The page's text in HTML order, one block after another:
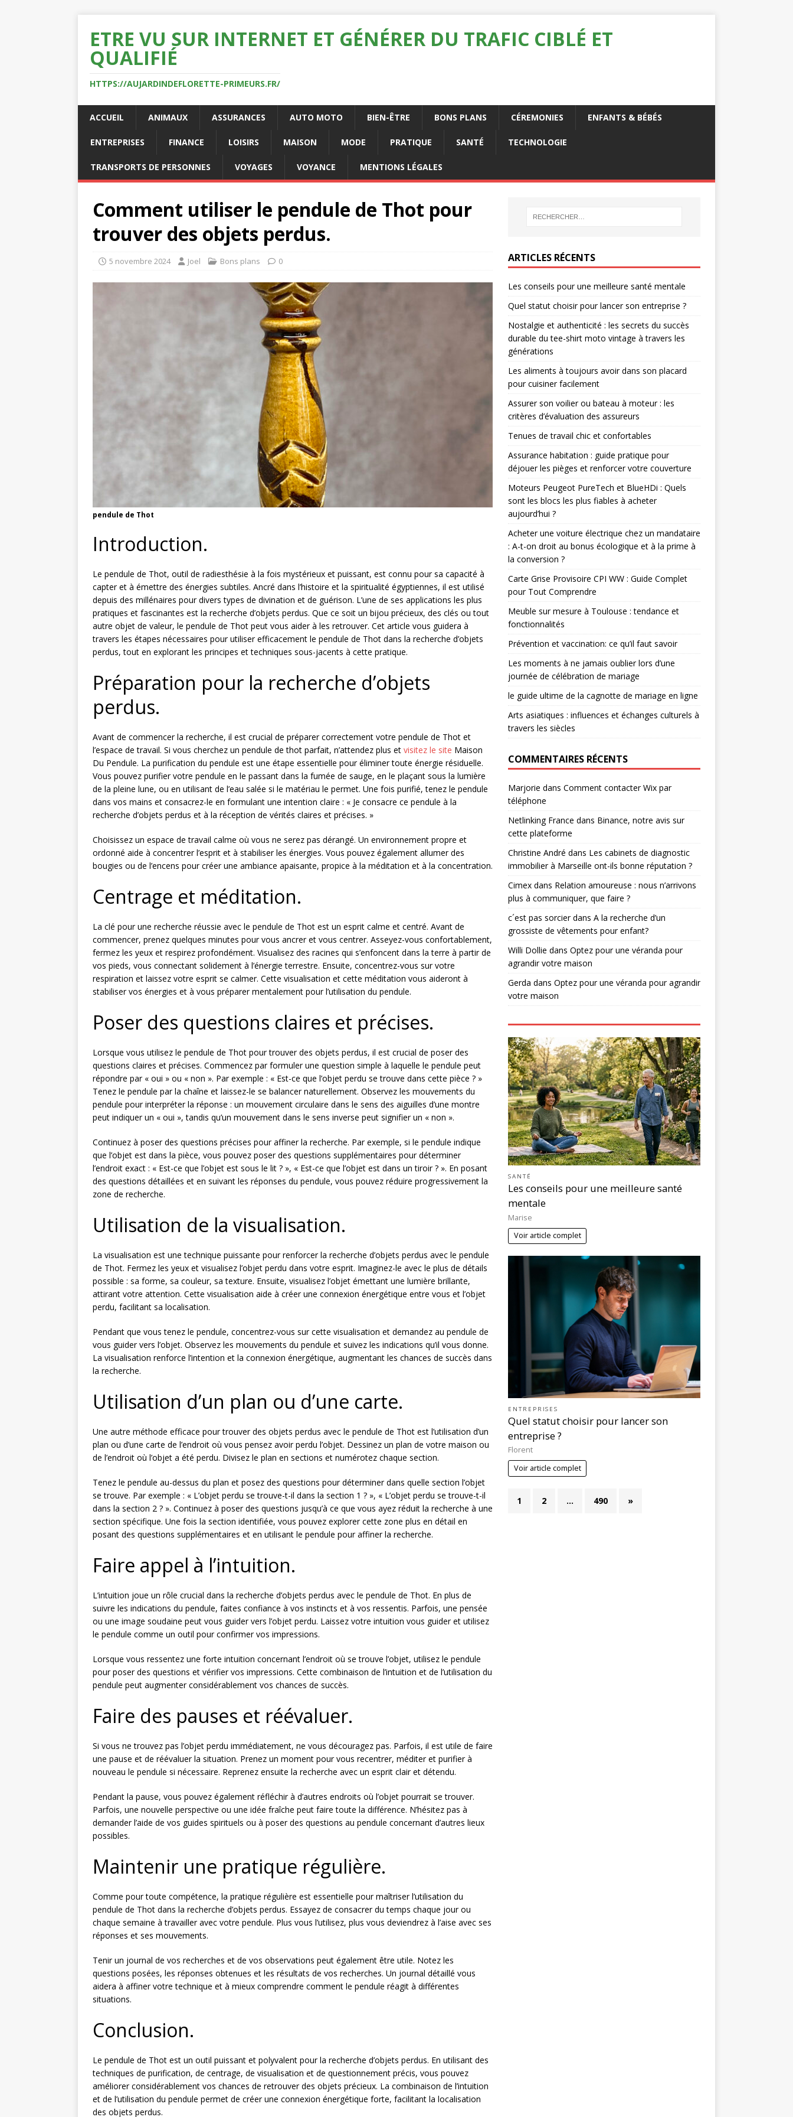
ETRE VU SUR INTERNET ET GÉNÉRER DU TRAFIC CIBLÉ ET
QUALIFIÉ
HTTPS://AUJARDINDEFLORETTE-PRIMEURS.FR/
ACCUEIL ANIMAUX ASSURANCES AUTO MOTO BIEN-ÊTRE BONS PLANS CÉREMONIES ENFANTS & BÉBÉS
ENTREPRISES FINANCE LOISIRS MAISON MODE PRATIQUE SANTÉ TECHNOLOGIE
TRANSPORTS DE PERSONNES VOYAGES VOYANCE MENTIONS LÉGALES
Comment utiliser le pendule de Thot pour
trouver des objets perdus.
5 novembre 2024 Joel Bons plans 0
pendule de Thot
Introduction.
Le pendule de Thot, outil de radiesthésie à la fois mystérieux et puissant, est connu pour sa capacité à
capter et à émettre des énergies subtiles. Ancré dans l’histoire et la spiritualité égyptiennes, il est utilisé
depuis des millénaires pour divers types de divination et de guérison. L’une de ses applications les plus
pratiques et fascinantes est la recherche d’objets perdus. Que ce soit un bijou précieux, des clés ou tout
autre objet de valeur, le pendule de Thot peut vous aider à les retrouver. Cet article vous guidera à
travers les étapes nécessaires pour utiliser efficacement le pendule de Thot dans la recherche d’objets
perdus, tout en explorant les principes et techniques sous-jacents à cette pratique.
Préparation pour la recherche d’objets
perdus.
Avant de commencer la recherche, il est crucial de préparer correctement votre pendule de Thot et
l’espace de travail. Si vous cherchez un pendule de thot parfait, n’attendez plus et visitez le site Maison
Du Pendule. La purification du pendule est une étape essentielle pour éliminer toute énergie résiduelle.
Vous pouvez purifier votre pendule en le passant dans la fumée de sauge, en le plaçant sous la lumière
de la pleine lune, ou en utilisant de l’eau salée si le matériau le permet. Une fois purifié, tenez le pendule
dans vos mains et consacrez-le en formulant une intention claire : « Je consacre ce pendule à la
recherche d’objets perdus et à la réception de vérités claires et précises. »
Choisissez un espace de travail calme où vous ne serez pas dérangé. Un environnement propre et
ordonné aide à concentrer l’esprit et à stabiliser les énergies. Vous pouvez également allumer des
bougies ou de l’encens pour créer une ambiance apaisante, propice à la méditation et à la concentration.
Centrage et méditation.
La clé pour une recherche réussie avec le pendule de Thot est un esprit calme et centré. Avant de
commencer, prenez quelques minutes pour vous ancrer et vous centrer. Asseyez-vous confortablement,
fermez les yeux et respirez profondément. Visualisez des racines qui s’enfoncent dans la terre à partir de
vos pieds, vous connectant solidement à l’énergie terrestre. Ensuite, concentrez-vous sur votre
respiration et laissez votre esprit se calmer. Cette visualisation et cette méditation vous aideront à
stabiliser vos énergies et à vous préparer mentalement pour l’utilisation du pendule.
Poser des questions claires et précises.
Lorsque vous utilisez le pendule de Thot pour trouver des objets perdus, il est crucial de poser des
questions claires et précises. Commencez par formuler une question simple à laquelle le pendule peut
répondre par « oui » ou « non ». Par exemple : « Est-ce que l’objet perdu se trouve dans cette pièce ? »
Tenez le pendule par la chaîne et laissez-le se balancer naturellement. Observez les mouvements du
pendule pour interpréter la réponse : un mouvement circulaire dans le sens des aiguilles d’une montre
peut indiquer un « oui », tandis qu’un mouvement dans le sens inverse peut signifier un « non ».
Continuez à poser des questions précises pour affiner la recherche. Par exemple, si le pendule indique
que l’objet est dans la pièce, vous pouvez poser des questions supplémentaires pour déterminer
l’endroit exact : « Est-ce que l’objet est sous le lit ? », « Est-ce que l’objet est dans un tiroir ? ». En posant
des questions détaillées et en suivant les réponses du pendule, vous pouvez réduire progressivement la
zone de recherche.
Utilisation de la visualisation.
La visualisation est une technique puissante pour renforcer la recherche d’objets perdus avec le pendule
de Thot. Fermez les yeux et visualisez l’objet perdu dans votre esprit. Imaginez-le avec le plus de détails
possible : sa forme, sa couleur, sa texture. Ensuite, visualisez l’objet émettant une lumière brillante,
attirant votre attention. Cette visualisation aide à créer une connexion énergétique entre vous et l’objet
perdu, facilitant sa localisation.
Pendant que vous tenez le pendule, concentrez-vous sur cette visualisation et demandez au pendule de
vous guider vers l’objet. Observez les mouvements du pendule et suivez les indications qu’il vous donne.
La visualisation renforce l’intention et la connexion énergétique, augmentant les chances de succès dans
la recherche.
Utilisation d’un plan ou d’une carte.
Une autre méthode efficace pour trouver des objets perdus avec le pendule de Thot est l’utilisation d’un
plan ou d’une carte de l’endroit où vous pensez avoir perdu l’objet. Dessinez un plan de votre maison ou
de l’endroit où l’objet a été perdu. Divisez le plan en sections et numérotez chaque section.
Tenez le pendule au-dessus du plan et posez des questions pour déterminer dans quelle section l’objet
se trouve. Par exemple : « L’objet perdu se trouve-t-il dans la section 1 ? », « L’objet perdu se trouve-t-il
dans la section 2 ? ». Continuez à poser des questions jusqu’à ce que vous ayez réduit la recherche à une
section spécifique. Une fois la section identifiée, vous pouvez explorer cette zone plus en détail en
posant des questions supplémentaires et en utilisant le pendule pour affiner la recherche.
Faire appel à l’intuition.
L’intuition joue un rôle crucial dans la recherche d’objets perdus avec le pendule de Thot. En plus de
suivre les indications du pendule, faites confiance à vos instincts et à vos ressentis. Parfois, une pensée
ou une image soudaine peut vous guider vers l’objet perdu. Laissez votre intuition vous guider et utilisez
le pendule comme un outil pour confirmer vos impressions.
Lorsque vous ressentez une forte intuition concernant l’endroit où se trouve l’objet, utilisez le pendule
pour poser des questions et vérifier vos impressions. Cette combinaison de l’intuition et de l’utilisation du
pendule peut augmenter considérablement vos chances de succès.
Faire des pauses et réévaluer.
Si vous ne trouvez pas l’objet perdu immédiatement, ne vous découragez pas. Parfois, il est utile de faire
une pause et de réévaluer la situation. Prenez un moment pour vous recentrer, méditer et purifier à
nouveau le pendule si nécessaire. Reprenez ensuite la recherche avec un esprit clair et détendu.
Pendant la pause, vous pouvez également réfléchir à d’autres endroits où l’objet pourrait se trouver.
Parfois, une nouvelle perspective ou une idée fraîche peut faire toute la différence. N’hésitez pas à
demander l’aide de vos guides spirituels ou à poser des questions au pendule concernant d’autres lieux
possibles.
Maintenir une pratique régulière.
Comme pour toute compétence, la pratique régulière est essentielle pour maîtriser l’utilisation du
pendule de Thot dans la recherche d’objets perdus. Essayez de consacrer du temps chaque jour ou
chaque semaine à travailler avec votre pendule. Plus vous l’utilisez, plus vous deviendrez à l’aise avec ses
réponses et ses mouvements.
Tenir un journal de vos recherches et de vos observations peut également être utile. Notez les
questions posées, les réponses obtenues et les résultats de vos recherches. Un journal détaillé vous
aidera à affiner votre technique et à mieux comprendre comment le pendule réagit à différentes
situations.
Conclusion.
Le pendule de Thot est un outil puissant et polyvalent pour la recherche d’objets perdus. En utilisant des
techniques de purification, de centrage, de visualisation et de questionnement précis, vous pouvez
améliorer considérablement vos chances de retrouver des objets précieux. La combinaison de l’intuition
et de l’utilisation du pendule permet de créer une connexion énergétique forte, facilitant la localisation
des objets perdus.
ARTICLES RÉCENTS
Les conseils pour une meilleure santé mentale
Quel statut choisir pour lancer son entreprise ?
Nostalgie et authenticité : les secrets du succès
durable du tee-shirt moto vintage à travers les
générations
Les aliments à toujours avoir dans son placard
pour cuisiner facilement
Assurer son voilier ou bateau à moteur : les
critères d’évaluation des assureurs
Tenues de travail chic et confortables
Assurance habitation : guide pratique pour
déjouer les pièges et renforcer votre couverture
Moteurs Peugeot PureTech et BlueHDi : Quels
sont les blocs les plus fiables à acheter
aujourd’hui ?
Acheter une voiture électrique chez un mandataire
: A-t-on droit au bonus écologique et à la prime à
la conversion ?
Carte Grise Provisoire CPI WW : Guide Complet
pour Tout Comprendre
Meuble sur mesure à Toulouse : tendance et
fonctionnalités
Prévention et vaccination: ce qu’il faut savoir
Les moments à ne jamais oublier lors d’une
journée de célébration de mariage
le guide ultime de la cagnotte de mariage en ligne
Arts asiatiques : influences et échanges culturels à
travers les siècles
COMMENTAIRES RÉCENTS
Marjorie dans Comment contacter Wix par
téléphone
Netlinking France dans Binance, notre avis sur
cette plateforme
Christine André dans Les cabinets de diagnostic
immobilier à Marseille ont-ils bonne réputation ?
Cimexdans Relation amoureuse : nous n’arrivons
plus à communiquer, que faire ?
c´est pas sorcierdans A la recherche d’un
grossiste de vêtements pour enfant?
Willi Dollie dans Optez pour une véranda pour
agrandir votre maison
Gerda dans Optez pour une véranda pour agrandir
votre maison
SANTÉ
Les conseils pour une meilleure santé
mentale
Marise
Voir article complet
ENTREPRISES
Quel statut choisir pour lancer son
entreprise ?
Florent
Voir article complet
1 2 … 490 »